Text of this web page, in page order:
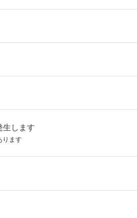
生します
ります